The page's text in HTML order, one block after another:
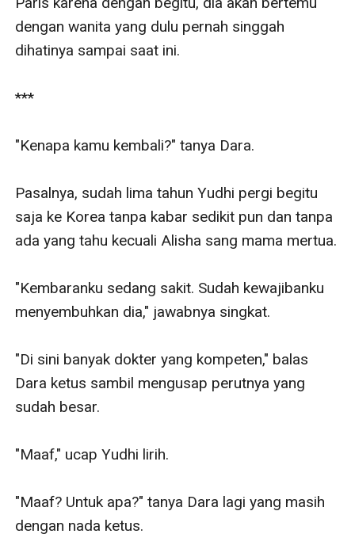
dengan wanita yang dulu pernah singgah
dihatinya sampai saat ini.
***
"Kenapa kamu kembali?" tanya Dara.
Pasalnya, sudah lima tahun Yudhi pergi begitu
saja ke Korea tanpa kabar sedikit pun dan tanpa
ada yang tahu kecuali Alisha sang mama mertua.
"Kembaranku sedang sakit. Sudah kewajibanku
menyembuhkan dia," jawabnya singkat.
"Di sini banyak dokter yang kompeten," balas
Dara ketus sambil mengusap perutnya yang
sudah besar.
"Maaf," ucap Yudhi lirih.
"Maaf? Untuk apa?" tanya Dara lagi yang masih
dengan nada ketus.